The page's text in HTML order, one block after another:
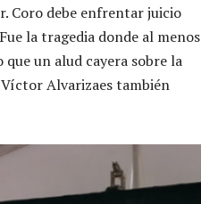
Coro debe enfrentar juicio
la tragedia donde al menos
un alud cayera sobre la
Alvarizaes también